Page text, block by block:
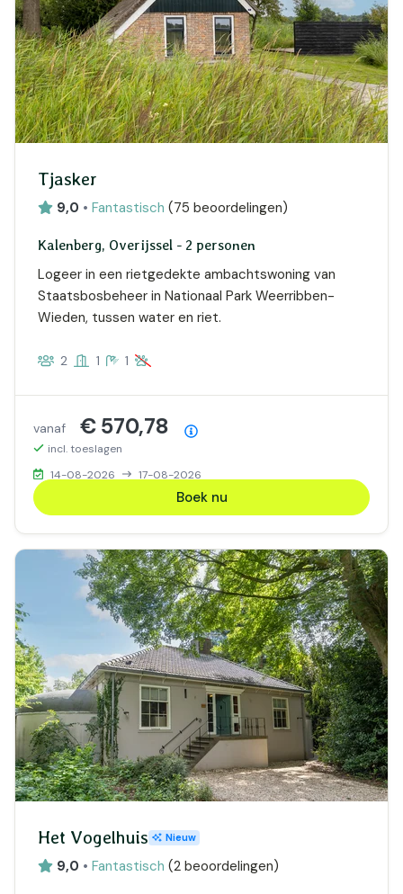
Tjasker
9,0 • Fantastisch (75 beoordelingen)
Kalenberg, Overijssel - 2 personen
Logeer in een rietgedekte ambachtswoning van
Staatsbosbeheer in Nationaal Park Weerribben-
Wieden, tussen water en riet.
2 1 1
vanaf € 570,78
incl. toeslagen
14-08-2026
17-08-2026
Boek nu
Het Vogelhuis Nieuw
9,0 • Fantastisch (2 beoordelingen)